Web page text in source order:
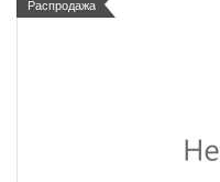
Распродажа